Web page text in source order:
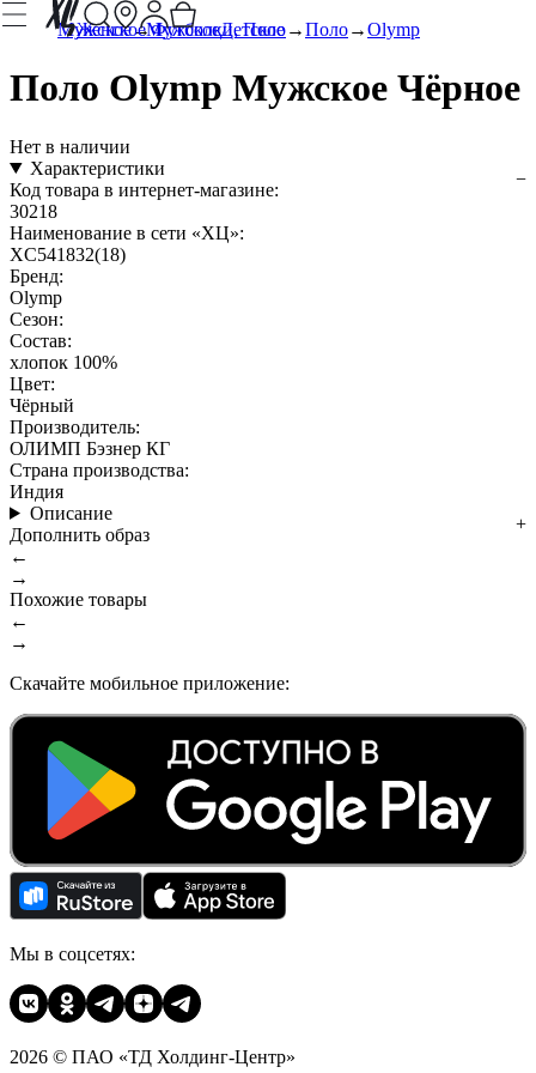
ЖенскоеМужскоеДетское
Мужское Футболки, Поло Поло Olymp
Поло Olymp Мужское Чёрное
Нет в наличии
Характеристики
Код товара в интернет-магазине:
30218
Наименование в сети «ХЦ»:
XC541832(18)
Бренд:
Olymp
Сезон:
Состав:
хлопок 100%
Цвет:
Чёрный
Производитель:
ОЛИМП Бэзнер КГ
Страна производства:
Индия
Описание
Дополнить образ
←
→
Похожие товары
←
→
Скачайте мобильное приложение:
Мы в соцсетях:
2026 © ПАО «ТД Холдинг-Центр»